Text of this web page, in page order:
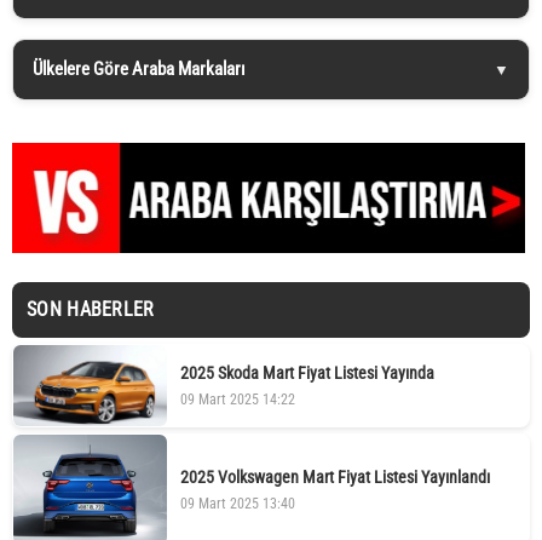
Ülkelere Göre Araba Markaları
SON HABERLER
2025 Skoda Mart Fiyat Listesi Yayında
09 Mart 2025 14:22
2025 Volkswagen Mart Fiyat Listesi Yayınlandı
09 Mart 2025 13:40